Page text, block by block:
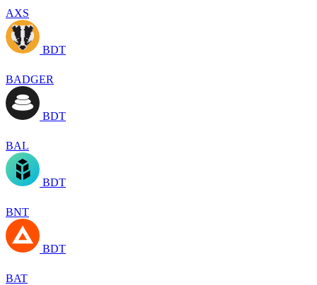
AXS
BDT
BADGER
BDT
BAL
BDT
BNT
BDT
BAT